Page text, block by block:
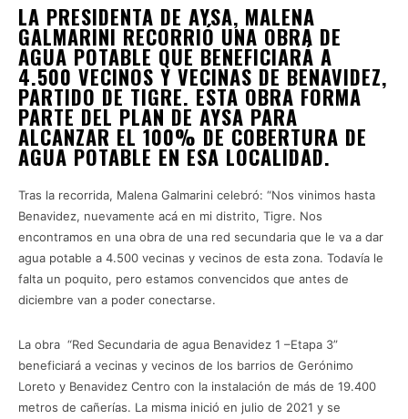
LA PRESIDENTA DE AYSA, MALENA
GALMARINI RECORRIÓ UNA OBRA DE
AGUA POTABLE QUE BENEFICIARÁ A
4.500 VECINOS Y VECINAS DE BENAVIDEZ,
PARTIDO DE TIGRE. ESTA OBRA FORMA
PARTE DEL PLAN DE AYSA PARA
ALCANZAR EL 100% DE COBERTURA DE
AGUA POTABLE EN ESA LOCALIDAD.
Tras la recorrida, Malena Galmarini celebró: “Nos vinimos hasta
Benavidez, nuevamente acá en mi distrito, Tigre. Nos
encontramos en una obra de una red secundaria que le va a dar
agua potable a 4.500 vecinas y vecinos de esta zona. Todavía le
falta un poquito, pero estamos convencidos que antes de
diciembre van a poder conectarse.
La obra “Red Secundaria de agua Benavidez 1 –Etapa 3”
beneficiará a vecinas y vecinos de los barrios de Gerónimo
Loreto y Benavidez Centro con la instalación de más de 19.400
metros de cañerías. La misma inició en julio de 2021 y se